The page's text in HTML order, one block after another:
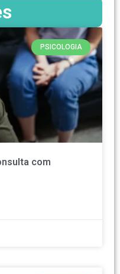
PSICOLOGIA
com